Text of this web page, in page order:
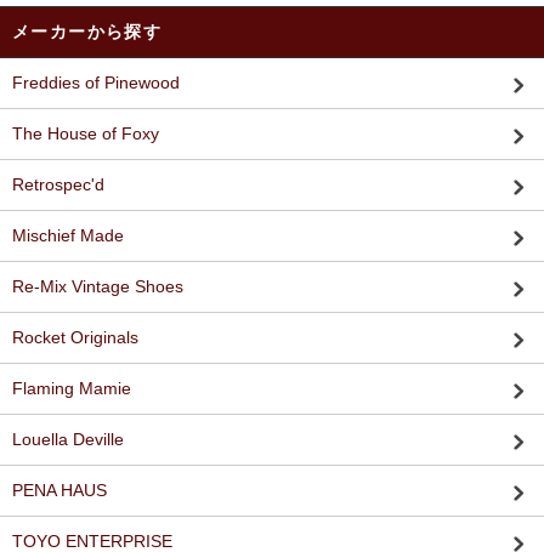
メーカーから探す
Freddies of Pinewood
The House of Foxy
Retrospec'd
Mischief Made
Re-Mix Vintage Shoes
Rocket Originals
Flaming Mamie
Louella Deville
PENA HAUS
TOYO ENTERPRISE